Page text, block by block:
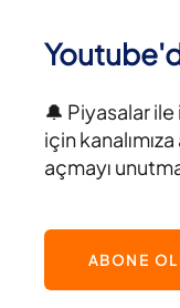
🔔 Piyasalar
için
açmayı
ABONE